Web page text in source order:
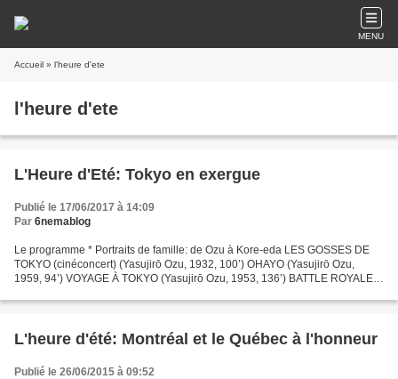
MENU
Accueil » l'heure d'ete
l'heure d'ete
L'Heure d'Eté: Tokyo en exergue
Publié le 17/06/2017 à 14:09
Par 6nemablog
Le programme * Portraits de famille: de Ozu à Kore-eda LES GOSSES DE
TOKYO (cinéconcert) (Yasujirō Ozu, 1932, 100’) OHAYO (Yasujirō Ozu,
1959, 94’) VOYAGE À TOKYO (Yasujirō Ozu, 1953, 136’) BATTLE ROYALE
L'heure d'été: Montréal et le Québec à l'honneur
Publié le 26/06/2015 à 09:52